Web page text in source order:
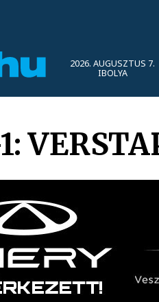
2026. AUGUSZTUS 7.
IBOLYA